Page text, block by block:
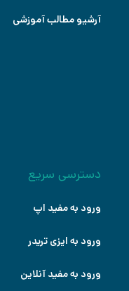
آرشیو مطالب آموزشی
دسترسی سریع
ورود به مفید اپ
ورود به ایزی تریدر
ورود به مفید آنلاین